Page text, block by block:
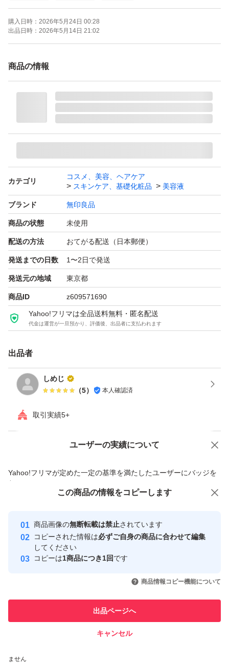
無印良品 発酵導入美容液 （大容量）100ml 良品計画
購入日時： 2026年5月24日 00:28
出品日時： 2026年5月14日 21:02
商品の情報
カテゴリ
コスメ、美容、ヘアケア
スキンケア、基礎化粧品
美容液
ブランド 無印良品
商品の状態 未使用
配送の方法 おてがる配送（日本郵便）
発送までの日数 1〜2日で発送
発送元の地域 東京都
商品ID z609571690
Yahoo!フリマは全品送料無料・匿名配送
代金は運営が一旦預かり、評価後、出品者に支払われます
出品者
しめじ
（5） 本人確認済
取引実績5+
ユーザーの実績について
Yahoo!フリマが定めた一定の基準を満たしたユーザーにバッジを
付与しています
安心取引出品者
心・安全なユーザーです
取引実績
引を完了させた実績があります
での取引実績があります
ません
価格の相談 商品への質問
この商品の情報をコピーします
商品画像の無断転載は禁止されています
コピーされた情報は必ずご自身の商品に合わせて編集
してください
コピーは1商品につき1回です
商品情報コピー機能について
出品ページへ
キャンセル
この商品をみている人にオススメ